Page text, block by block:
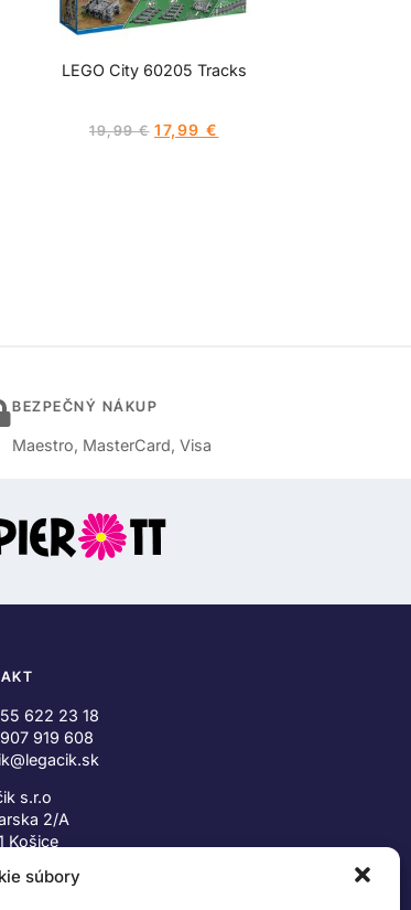
súbory
LEGO City 60205 Tracks
19,99€ 17,99 €
BEZPEČNÝ NÁKUP
Maestro, MasterCard, Visa
622 23 18
919 608
s.r.o
2/A
Košice